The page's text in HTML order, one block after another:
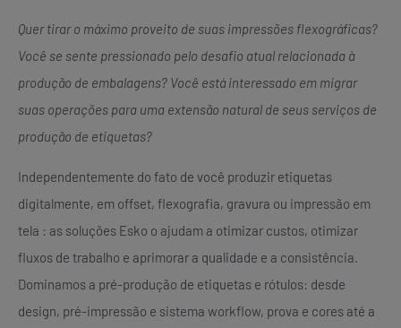
Quer tirar o máximo proveito de suas impressões flexográficas?
Você se sente pressionado pelo desafio atual relacionada à
produção de embalagens? Você está interessado em migrar
suas operações para uma extensão natural de seus serviços de
produção de etiquetas?
Independentemente do fato de você produzir etiquetas
digitalmente, em offset, flexografia, gravura ou impressão em
tela : as soluções Esko o ajudam a otimizar custos, otimizar
fluxos de trabalho e aprimorar a qualidade e a consistência.
Dominamos a pré-produção de etiquetas e rótulos: desde
design, pré-impressão e sistema workflow, prova e cores até a